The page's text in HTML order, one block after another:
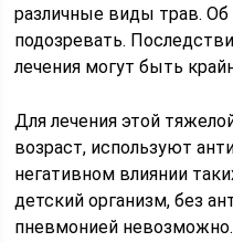
различные виды трав.
подозревать.
лечения могут быть
Для лечения этой
возраст, используют
негативном влиянии
детский организм, без
пневмонией